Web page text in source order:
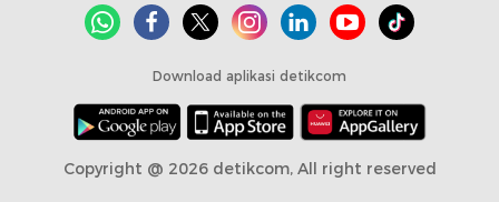
Download aplikasi detikcom
Copyright @ 2026 detikcom, All right reserved